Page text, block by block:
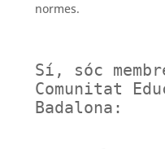
normes.
Sí, sóc
Comunitat
Badalona: